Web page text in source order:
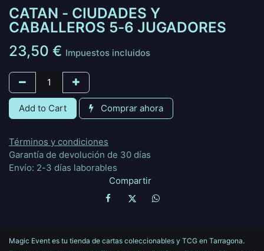
CATAN - CIUDADES Y
CABALLEROS 5-6 JUGADORES
23,50 € Impuestos incluidos
Add to Cart Comprar ahora
Términos y condiciones
Garantía de devolución de 30 días
Envío: 2-3 días laborables
Compartir
Magic Event es tu tienda de cartas coleccionables y TCG en Tarragona.